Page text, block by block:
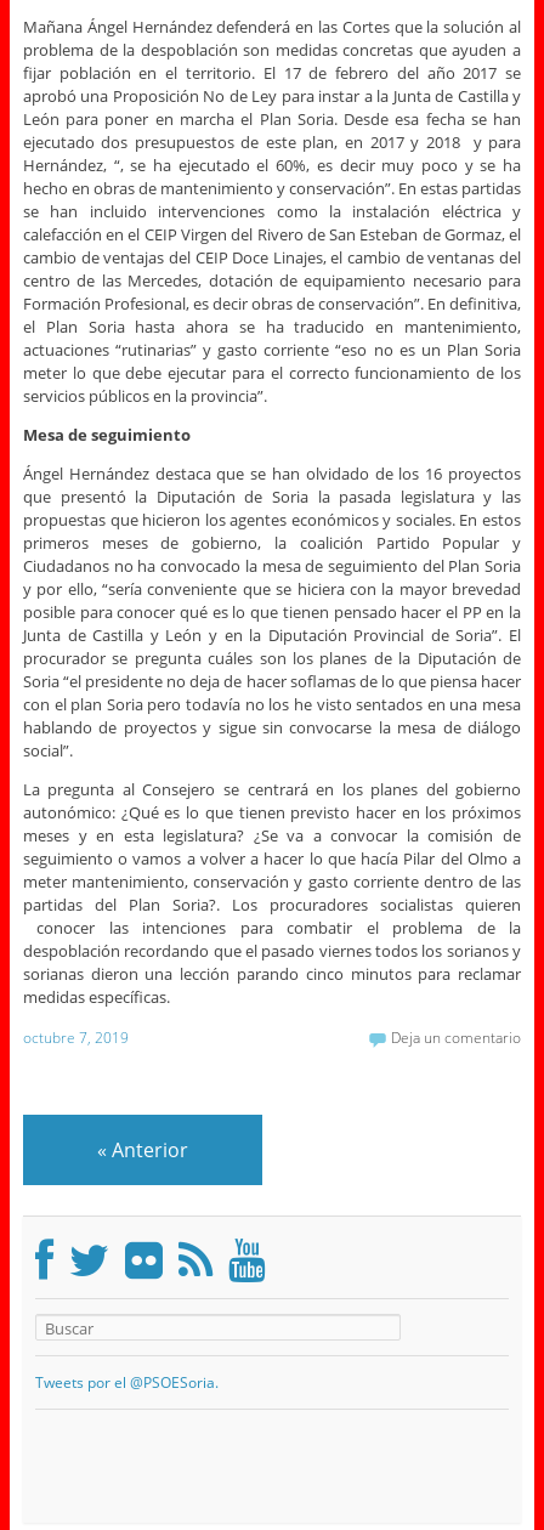
Mañana Ángel Hernández defenderá en las Cortes que la solución al
problema de la despoblación son medidas concretas que ayuden a
fijar población en el territorio. El 17 de febrero del año 2017 se
aprobó una Proposición No de Ley para instar a la Junta de Castilla y
León para poner en marcha el Plan Soria. Desde esa fecha se han
ejecutado dos presupuestos de este plan, en 2017 y 2018 y para
Hernández, “, se ha ejecutado el 60%, es decir muy poco y se ha
hecho en obras de mantenimiento y conservación”. En estas partidas
se han incluido intervenciones como la instalación eléctrica y
calefacción en el CEIP Virgen del Rivero de San Esteban de Gormaz, el
cambio de ventajas del CEIP Doce Linajes, el cambio de ventanas del
centro de las Mercedes, dotación de equipamiento necesario para
Formación Profesional, es decir obras de conservación”. En definitiva,
el Plan Soria hasta ahora se ha traducido en mantenimiento,
actuaciones “rutinarias” y gasto corriente “eso no es un Plan Soria
meter lo que debe ejecutar para el correcto funcionamiento de los
servicios públicos en la provincia”.
Mesa de seguimiento
Ángel Hernández destaca que se han olvidado de los 16 proyectos
que presentó la Diputación de Soria la pasada legislatura y las
propuestas que hicieron los agentes económicos y sociales. En estos
primeros meses de gobierno, la coalición Partido Popular y
Ciudadanos no ha convocado la mesa de seguimiento del Plan Soria
y por ello, “sería conveniente que se hiciera con la mayor brevedad
posible para conocer qué es lo que tienen pensado hacer el PP en la
Junta de Castilla y León y en la Diputación Provincial de Soria”. El
procurador se pregunta cuáles son los planes de la Diputación de
Soria “el presidente no deja de hacer soflamas de lo que piensa hacer
con el plan Soria pero todavía no los he visto sentados en una mesa
hablando de proyectos y sigue sin convocarse la mesa de diálogo
social”.
La pregunta al Consejero se centrará en los planes del gobierno
autonómico: ¿Qué es lo que tienen previsto hacer en los próximos
meses y en esta legislatura? ¿Se va a convocar la comisión de
seguimiento o vamos a volver a hacer lo que hacía Pilar del Olmo a
meter mantenimiento, conservación y gasto corriente dentro de las
partidas del Plan Soria?. Los procuradores socialistas quieren
conocer las intenciones para combatir el problema de la
despoblación recordando que el pasado viernes todos los sorianos y
sorianas dieron una lección parando cinco minutos para reclamar
medidas específicas.
octubre 7, 2019 Deja un comentario
« Anterior
Tweets por el @PSOESoria.